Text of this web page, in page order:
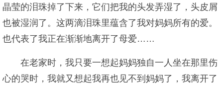
晶莹的泪珠掉了下来，它们把我的头发弄湿了，头皮屑
也被湿润了。这两滴泪珠里蕴含了我对妈妈所有的爱。
也代表了我正在渐渐地离开了母爱……
在老家时，我只要一想起妈妈独自一人坐在那里伤
心的哭时，我就又想起我再也见不到妈妈了，我离开了